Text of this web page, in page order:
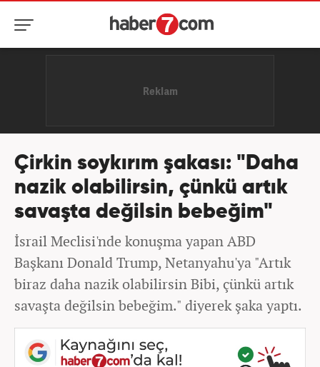
Çirkin soykırım şakası: "Daha
nazik olabilirsin, çünkü artık
savaşta değilsin bebeğim"
İsrail Meclisi'nde konuşma yapan ABD
Başkanı Donald Trump, Netanyahu'ya "Artık
biraz daha nazik olabilirsin Bibi, çünkü artık
savaşta değilsin bebeğim." diyerek şaka yaptı.